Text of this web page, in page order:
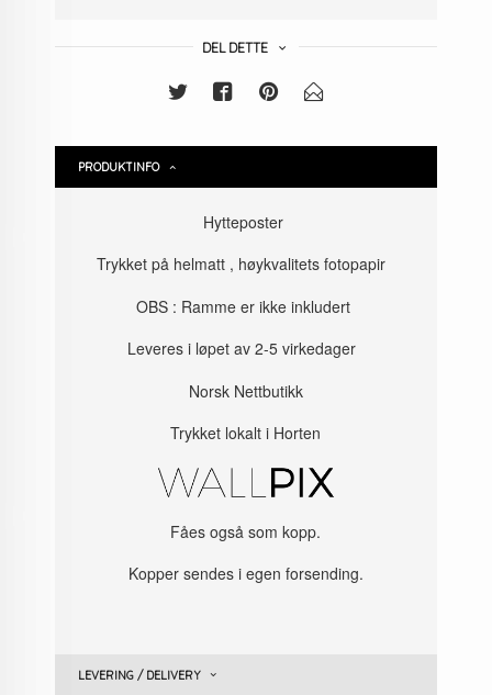
DEL DETTE
PRODUKTINFO
Hytteposter
Trykket på helmatt , høykvalitets fotopapir
OBS : Ramme er ikke inkludert
Leveres i løpet av 2-5 virkedager
Norsk Nettbutikk
Trykket lokalt i Horten
Fåes også som kopp.
Kopper sendes i egen forsending.
LEVERING / DELIVERY